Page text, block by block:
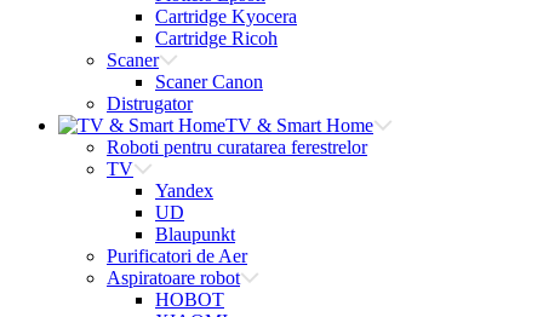
Cartridge Kyocera
Cartridge Ricoh
Scaner
Scaner Canon
Distrugator
TV & Smart Home
Roboti pentru curatarea ferestrelor
TV
Yandex
UD
Blaupunkt
Purificatori de Aer
Aspiratoare robot
HOBOT